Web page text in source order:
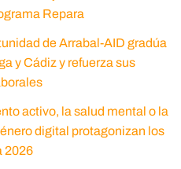
Repara
de Arrabal-AID gradúa
y Cádiz y refuerza sus
activo, la salud mental o la
digital protagonizan los
2026